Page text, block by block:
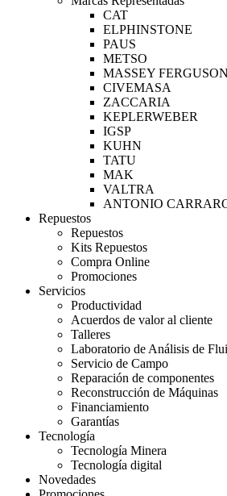
CAT
ELPHINSTONE
PAUS
METSO
MASSEY FERGUSON
CIVEMASA
ZACCARIA
KEPLERWEBER
IGSP
KUHN
TATU
MAK
VALTRA
ANTONIO
Repuestos
Repuestos
Kits Repuestos
Compra Online
Promociones
Servicios
Productividad
Acuerdos de valor al cliente
Talleres
Laboratorio de Análisis de
Servicio de Campo
Reparación de componentes
Reconstrucción de Máquinas
Financiamiento
Garantías
Tecnología
Tecnología Minera
Tecnología digital
Novedades